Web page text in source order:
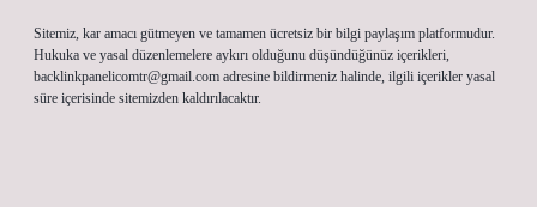
Sitemiz, kar amacı gütmeyen ve tamamen ücretsiz bir bilgi paylaşım platformudur.
Hukuka ve yasal düzenlemelere aykırı olduğunu düşündüğünüz içerikleri,
backlinkpanelicomtr@gmail.com adresine bildirmeniz halinde, ilgili içerikler yasal
süre içerisinde sitemizden kaldırılacaktır.